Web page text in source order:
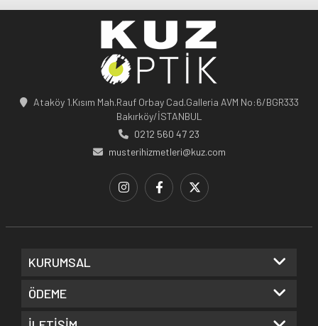
Ataköy 1.Kısım Mah.Rauf Orbay Cad.Galleria AVM No:6/BGR333
Bakırköy/İSTANBUL
0212 560 47 23
musterihizmetleri@kuz.com
KURUMSAL
ÖDEME